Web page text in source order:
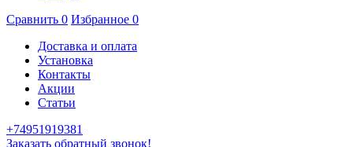
Сравнить 0 Избранное 0
Доставка и оплата
Установка
Контакты
Акции
Статьи
+74951919381
Заказать обратный звонок!